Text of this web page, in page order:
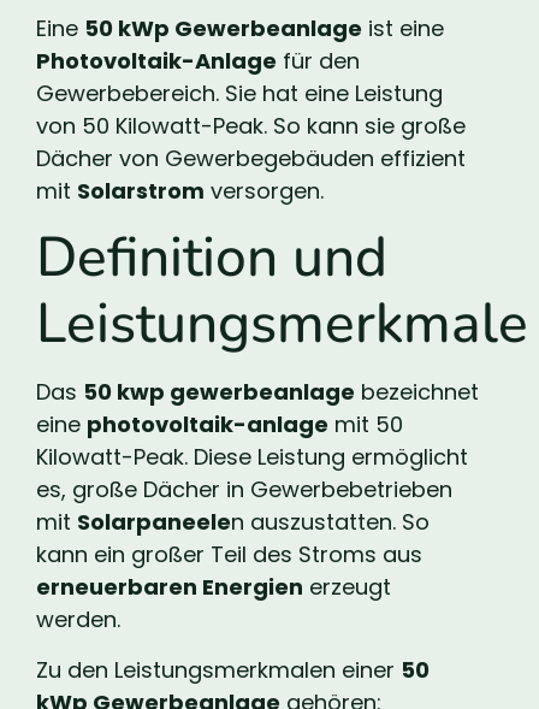
Eine 50 kWp Gewerbeanlage ist eine
Photovoltaik-Anlage für den
Gewerbebereich. Sie hat eine Leistung
von 50 Kilowatt-Peak. So kann sie große
Dächer von Gewerbegebäuden effizient
mit Solarstrom versorgen.
Definition und
Leistungsmerkmale
Das 50 kwp gewerbeanlage bezeichnet
eine photovoltaik-anlage mit 50
Kilowatt-Peak. Diese Leistung ermöglicht
es, große Dächer in Gewerbebetrieben
mit Solarpaneelen auszustatten. So
kann ein großer Teil des Stroms aus
erneuerbaren Energien erzeugt
werden.
Zu den Leistungsmerkmalen einer 50
kWp Gewerbeanlage gehören: